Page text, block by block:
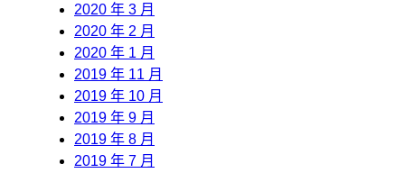
2020 年 3 月
2020 年 2 月
2020 年 1 月
2019 年 11 月
2019 年 10 月
2019 年 9 月
2019 年 8 月
2019 年 7 月